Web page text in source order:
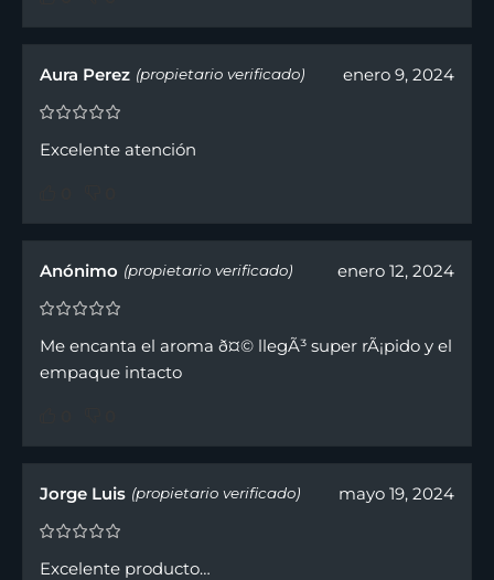
Aura Perez (propietario verificado) enero 9, 2024
Excelente atención
Anónimo (propietario verificado) enero 12, 2024
Me encanta el aroma ð¤© llegÃ³ super rÃ¡pido y el
empaque intacto
Jorge Luis (propietario verificado) mayo 19, 2024
Excelente producto…